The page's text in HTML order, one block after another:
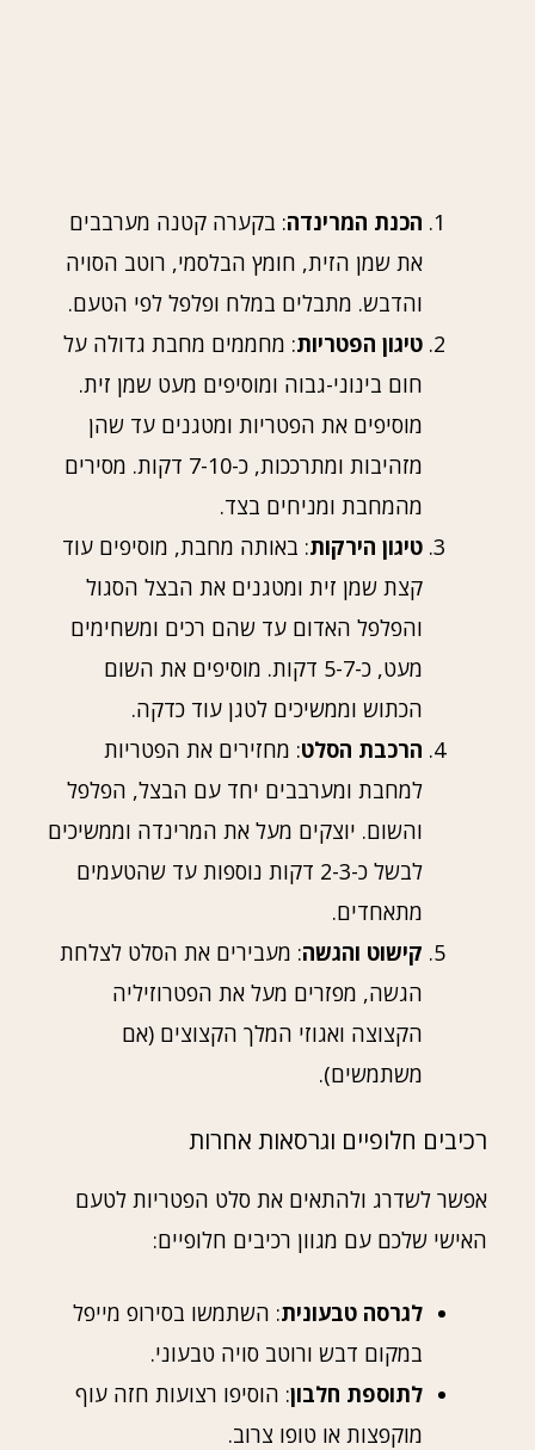
הכנת המרינדה: בקערה קטנה מערבבים
את שמן הזית, חומץ הבלסמי, רוטב הסויה
והדבש. מתבלים במלח ופלפל לפי הטעם.
טיגון הפטריות: מחממים מחבת גדולה על
חום בינוני-גבוה ומוסיפים מעט שמן זית.
מוסיפים את הפטריות ומטגנים עד שהן
מזהיבות ומתרככות, כ-7-10 דקות. מסירים
מהמחבת ומניחים בצד.
טיגון הירקות: באותה מחבת, מוסיפים עוד
קצת שמן זית ומטגנים את הבצל הסגול
והפלפל האדום עד שהם רכים ומשחימים
מעט, כ-5-7 דקות. מוסיפים את השום
הכתוש וממשיכים לטגן עוד כדקה.
הרכבת הסלט: מחזירים את הפטריות
למחבת ומערבבים יחד עם הבצל, הפלפל
והשום. יוצקים מעל את המרינדה וממשיכים
לבשל כ-2-3 דקות נוספות עד שהטעמים
מתאחדים.
קישוט והגשה: מעבירים את הסלט לצלחת
הגשה, מפזרים מעל את הפטרוזיליה
הקצוצה ואגוזי המלך הקצוצים (אם
משתמשים).
רכיבים חלופיים וגרסאות אחרות
אפשר לשדרג ולהתאים את סלט הפטריות לטעם
האישי שלכם עם מגוון רכיבים חלופיים:
לגרסה טבעונית: השתמשו בסירופ מייפל
במקום דבש ורוטב סויה טבעוני.
לתוספת חלבון: הוסיפו רצועות חזה עוף
מוקפצות או טופו צרוב.